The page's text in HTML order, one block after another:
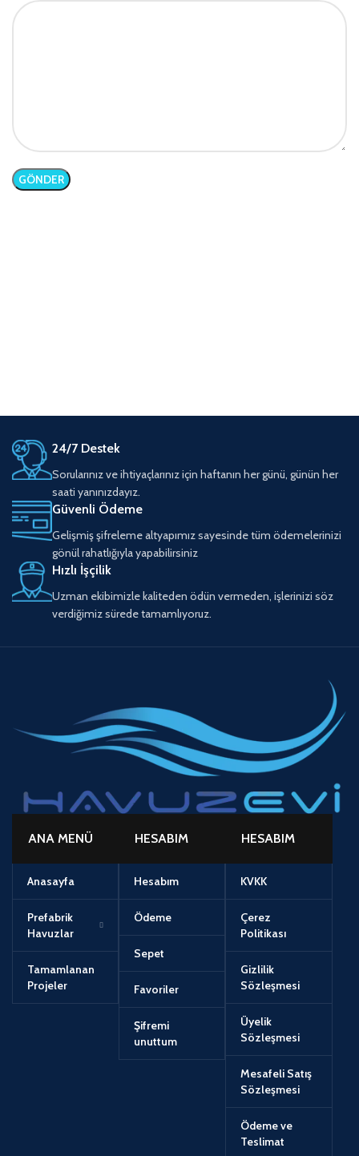
24/7 Destek
Sorularınız ve ihtiyaçlarınız için haftanın her günü, günün her
saati yanınızdayız.
Güvenli Ödeme
Gelişmiş şifreleme altyapımız sayesinde tüm ödemelerinizi
gönül rahatlığıyla yapabilirsiniz
Hızlı İşçilik
Uzman ekibimizle kaliteden ödün vermeden, işlerinizi söz
verdiğimiz sürede tamamlıyoruz.
ANA MENÜ
Anasayfa
Prefabrik
Havuzlar
Tamamlanan
Projeler
HESABIM
Hesabım
Ödeme
Sepet
Favoriler
Şifremi
unuttum
HESABIM
KVKK
Çerez
Politikası
Gizlilik
Sözleşmesi
Üyelik
Sözleşmesi
Mesafeli Satış
Sözleşmesi
Ödeme ve
Teslimat